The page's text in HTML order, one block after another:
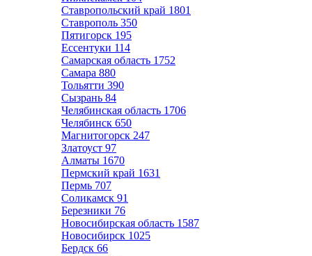
Ставропольский край 1801
Ставрополь 350
Пятигорск 195
Ессентуки 114
Самарская область 1752
Самара 880
Тольятти 390
Сызрань 84
Челябинская область 1706
Челябинск 650
Магнитогорск 247
Златоуст 97
Алматы 1670
Пермский край 1631
Пермь 707
Соликамск 91
Березники 76
Новосибирская область 1587
Новосибирск 1025
Бердск 66